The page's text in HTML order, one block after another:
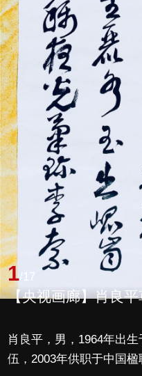
1/17
【央视画廊】肖良
肖良平，男，1964年出
伍，2003年供职于中国